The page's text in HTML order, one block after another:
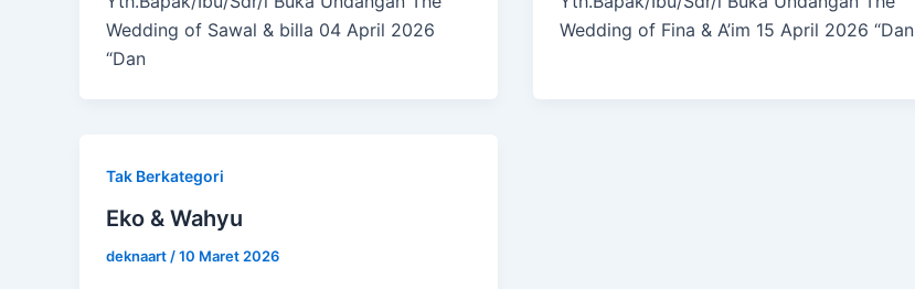
Wedding of Sawal & billa 04 April 2026
“Dan
Wedding of Fina & A’im 15 April 2026 “Dan
Tak Berkategori
Eko & Wahyu
deknaart /10 Maret 2026